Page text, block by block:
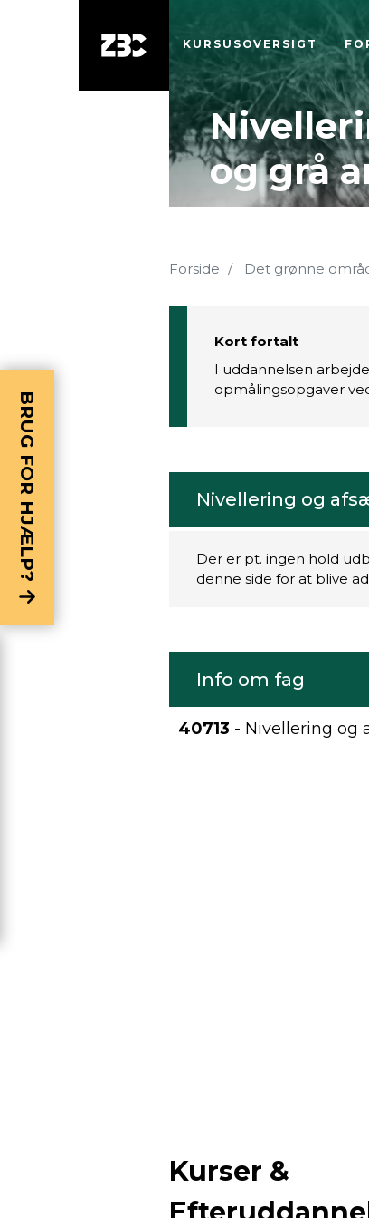
KURSUSOVERSIGT
og grå
Forside Det grønne
Kort fortalt
I uddannelsen
opmålingsopgaver
Nivellering og
Der er pt. ingen hold
denne side for at blive
Info om fag
40713 - Nivellering og
BRUG FOR HJÆLP?
Kurser &